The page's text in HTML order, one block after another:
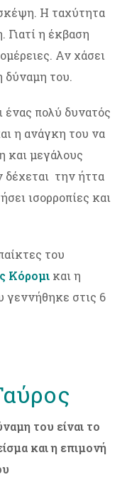
Η ταχύτητα
Γιατί η έκβαση
Αν χάσει
δύναμη του.
ένας πολύ δυνατός
η ανάγκη του να
και μεγάλους
δέχεται την ήττα
ισορροπίες και
του
Κόρομι και η
γεννήθηκε στις 6
του είναι το
και η επιμονή